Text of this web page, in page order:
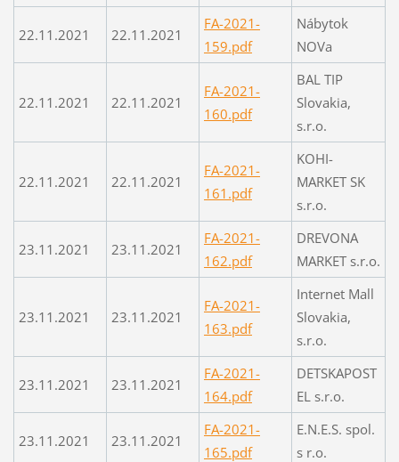
22.11.2021 22.11.2021
FA-2021-
159.pdf
Nábytok
NOVa
22.11.2021 22.11.2021
FA-2021-
160.pdf
BAL TIP
Slovakia,
s.r.o.
22.11.2021 22.11.2021
FA-2021-
161.pdf
KOHI-
MARKET SK
s.r.o.
23.11.2021 23.11.2021
FA-2021-
162.pdf
DREVONA
MARKET s.r.o.
23.11.2021 23.11.2021
FA-2021-
163.pdf
Internet Mall
Slovakia,
s.r.o.
23.11.2021 23.11.2021
FA-2021-
164.pdf
DETSKAPOST
EL s.r.o.
23.11.2021 23.11.2021
FA-2021-
165.pdf
E.N.E.S. spol.
s r.o.